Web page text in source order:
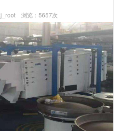
浏览：5657次